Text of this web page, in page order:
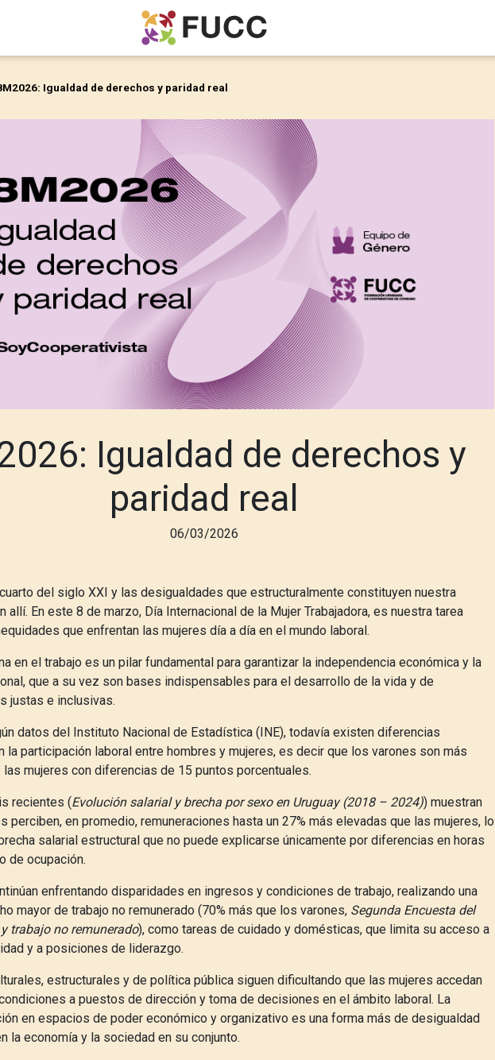
Igualdad de derechos y paridad real
Igualdad de derechos y
paridad real
06/03/2026
del siglo XXI y las desigualdades que estructuralmente constituyen nuestra
allí. En este 8 de marzo, Día Internacional de la Mujer Trabajadora, es nuestra tarea
que enfrentan las mujeres día a día en el mundo laboral.
en el trabajo es un pilar fundamental para garantizar la independencia económica y la
que a su vez son bases indispensables para el desarrollo de la vida y de
justas e inclusivas.
datos del Instituto Nacional de Estadística (INE), todavía existen diferencias
la participación laboral entre hombres y mujeres, es decir que los varones son más
mujeres con diferencias de 15 puntos porcentuales.
recientes (Evolución salarial y brecha por sexo en Uruguay (2018 – 2024)) muestran
perciben, en promedio, remuneraciones hasta un 27% más elevadas que las mujeres, lo
salarial estructural que no puede explicarse únicamente por diferencias en horas
de ocupación.
enfrentando disparidades en ingresos y condiciones de trabajo, realizando una
mayor de trabajo no remunerado (70% más que los varones, Segunda Encuesta del
trabajo no remunerado), como tareas de cuidado y domésticas, que limita su acceso a
y a posiciones de liderazgo.
estructurales y de política pública siguen dificultando que las mujeres accedan
a puestos de dirección y toma de decisiones en el ámbito laboral. La
en espacios de poder económico y organizativo es una forma más de desigualdad
la economía y la sociedad en su conjunto.